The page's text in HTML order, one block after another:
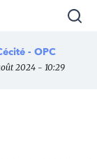
- OPC
2024 - 10:29